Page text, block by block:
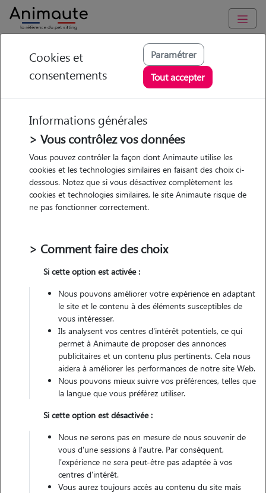
Animaute Occitanie Haute-Garonne /Toulouse
Rose - Petsitter à
TOULOUSE
• 21 ans
Garde
chez le Pet Sitter
Non véhiculé
Contacter
L'envoi d'une demande est sans engagement
Motivation
passionnée par les animaux, j'adorerais avoir la possibilité de garder
les votre. j'aime beaucoup leur compagnie ainsi que de prendre soin
d'eux. la présence d'animaux me fait du bien et me réconforte.
Cookies et
consentements
Paramétrer
Tout accepter
Informations générales
> Vous contrôlez vos données
Vous pouvez contrôler la façon dont Animaute utilise les
cookies et les technologies similaires en faisant des choix ci-
dessous. Notez que si vous désactivez complètement les
cookies et technologies similaires, le site Animaute risque de
ne pas fonctionner correctement.
> Comment faire des choix
Si cette option est activée :
Nous pouvons améliorer votre expérience en adaptant
le site et le contenu à des éléments susceptibles de
vous intéresser.
Ils analysent vos centres d'intérêt potentiels, ce qui
permet à Animaute de proposer des annonces
publicitaires et un contenu plus pertinents. Cela nous
aidera à améliorer les performances de notre site Web.
Nous pouvons mieux suivre vos préférences, telles que
la langue que vous préférez utiliser.
Si cette option est désactivée :
Nous ne serons pas en mesure de nous souvenir de
vous d'une sessions à l'autre. Par conséquent,
l'expérience ne sera peut-être pas adaptée à vos
centres d'intérêt.
Vous aurez toujours accès au contenu du site mais